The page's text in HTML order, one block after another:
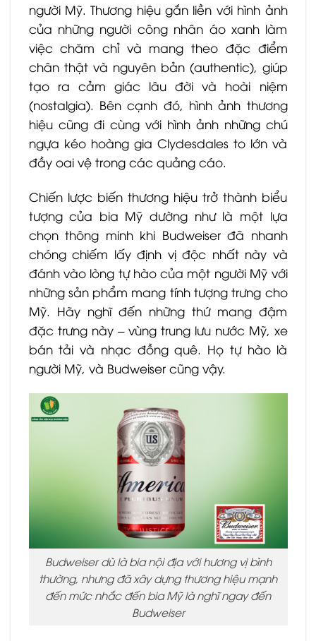
người Mỹ. Thương hiệu gắn liền với hình ảnh
của những người công nhân áo xanh làm
việc chăm chỉ và mang theo đặc điểm
chân thật và nguyên bản (authentic), giúp
tạo ra cảm giác lâu đời và hoài niệm
(nostalgia). Bên cạnh đó, hình ảnh thương
hiệu cũng đi cùng với hình ảnh những chú
ngựa kéo hoàng gia Clydesdales to lớn và
đầy oai vệ trong các quảng cáo.
Chiến lược biến thương hiệu trở thành biểu
tượng của bia Mỹ dường như là một lựa
chọn thông minh khi Budweiser đã nhanh
chóng chiếm lấy định vị độc nhất này và
đánh vào lòng tự hào của một người Mỹ với
những sản phẩm mang tính tượng trưng cho
Mỹ. Hãy nghĩ đến những thứ mang đậm
đặc trưng này – vùng trung lưu nước Mỹ, xe
bán tải và nhạc đồng quê. Họ tự hào là
người Mỹ, và Budweiser cũng vậy.
Budweiser dù là bia nội địa với hương vị bình
thường, nhưng đã xây dựng thương hiệu mạnh
đến mức nhắc đến bia Mỹ là nghĩ ngay đến
Budweiser